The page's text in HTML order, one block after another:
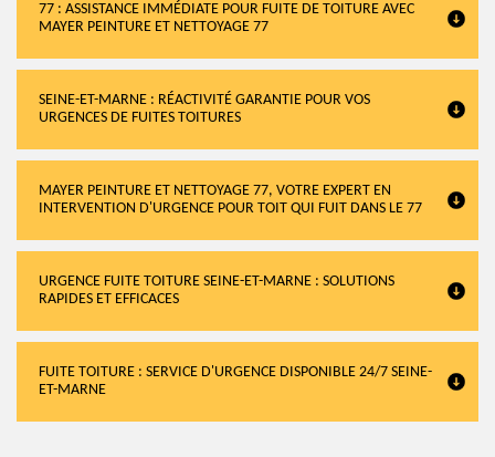
77 : ASSISTANCE IMMÉDIATE POUR FUITE DE TOITURE AVEC
MAYER PEINTURE ET NETTOYAGE 77
SEINE-ET-MARNE : RÉACTIVITÉ GARANTIE POUR VOS
URGENCES DE FUITES TOITURES
MAYER PEINTURE ET NETTOYAGE 77, VOTRE EXPERT EN
INTERVENTION D'URGENCE POUR TOIT QUI FUIT DANS LE 77
URGENCE FUITE TOITURE SEINE-ET-MARNE : SOLUTIONS
RAPIDES ET EFFICACES
FUITE TOITURE : SERVICE D'URGENCE DISPONIBLE 24/7 SEINE-
ET-MARNE